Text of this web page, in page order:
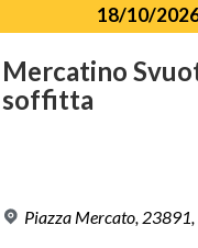
18/10/
Mercatino
soffitta
Piazza Mercato, 23891,